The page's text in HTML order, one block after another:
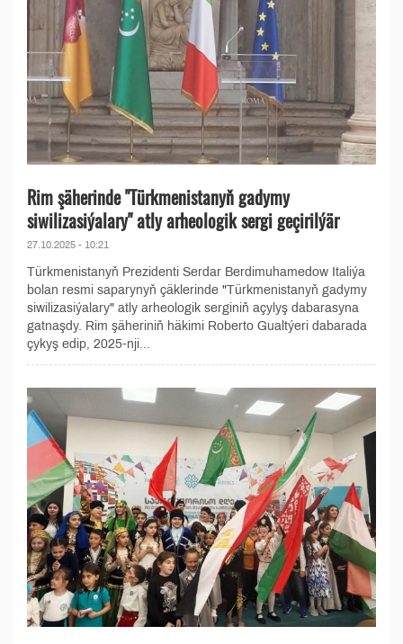
Rim şäherinde "Türkmenistanyň gadymy
siwilizasiýalary" atly arheologik sergi geçirilýär
27.10.2025 - 10:21
Türkmenistanyň Prezidenti Serdar Berdimuhamedow Italiýa
bolan resmi saparynyň çäklerinde "Türkmenistanyň gadymy
siwilizasiýalary" atly arheologik serginiň açylyş dabarasyna
gatnaşdy. Rim şäheriniň häkimi Roberto Gualtýeri dabarada
çykyş edip, 2025-nji...